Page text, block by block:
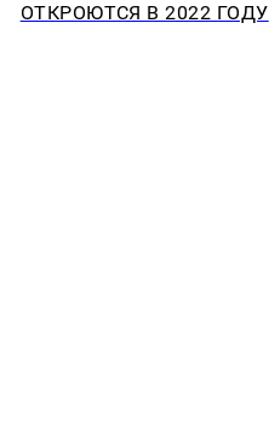
ОТКРОЮТСЯ В 2022 ГОДУ